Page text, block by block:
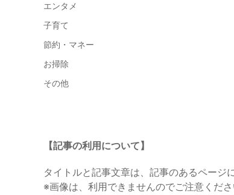
エンタメ
子育て
節約・マネー
お掃除
その他
【記事の利用について】
タイトルと記事文章は、記事のあるページ
※画像は、利用できませんのでご注意くださ